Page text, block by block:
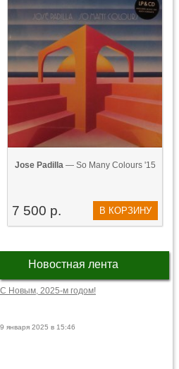
Jose Padilla— So Many Colours '15
7 500 р. В КОРЗИНУ
Новостная лента
С Новым, 2025-м годом!
9 января 2025 в 15:46